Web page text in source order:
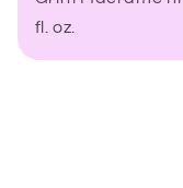
c
fl. oz.